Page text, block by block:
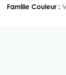
Famille Couleur :